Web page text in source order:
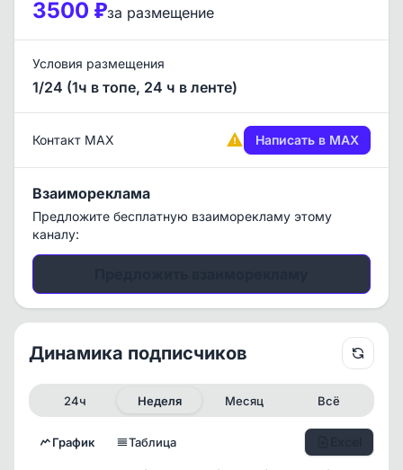
3500 ₽за размещение
Условия размещения
1/24 (1ч в топе, 24 ч в ленте)
Контакт MAX Написать в MAX
Взаимореклама
Предложите бесплатную взаиморекламу этому
каналу:
Динамика подписчиков
24ч Неделя Месяц Всё
График Таблица